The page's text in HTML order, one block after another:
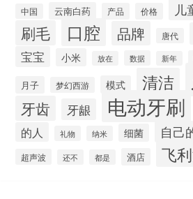
中国 云南白药 产品 价格 儿
刷毛 口腔 品牌 唐代
宝宝 小米 放在 数据 新年
月子 梦幻西游 模式 清洁
牙齿 牙龈 电动牙刷
的人 礼物 纳米 细菌 自己
超声波 还不 都是 酒店 飞